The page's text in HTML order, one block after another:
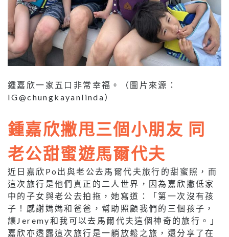
鍾嘉欣一家五口非常幸福。（圖片來源：
IG@chungkayanlinda）
鍾嘉欣撇甩三個小朋友 同
老公甜蜜遊馬爾代夫
近日嘉欣Po出與老公去馬爾代夫旅行的甜蜜照，而
這次旅行是他們真正的二人世界，因為嘉欣撇低家
中的子女與老公去拍拖，她寫道：「第一次沒有孩
子！感謝媽媽和爸爸，幫助照顧我們的三個孩子，
讓Jeremy和我可以去馬爾代夫這個神奇的旅行。」
嘉欣亦透露這次旅行是一躺放鬆之旅，還分享了在